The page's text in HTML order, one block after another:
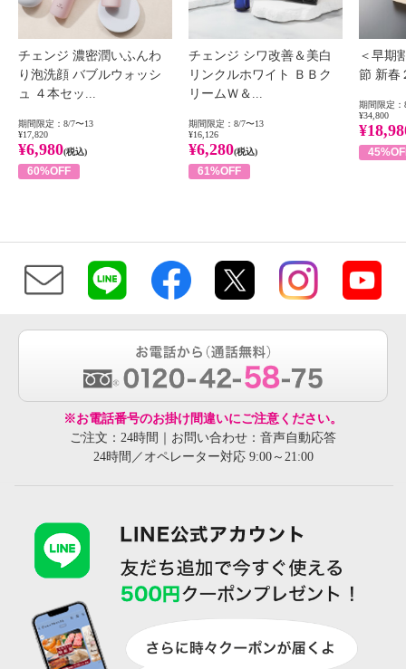
チェンジ 濃密潤いふんわ
り泡洗顔 バブルウォッシ
ュ ４本セッ...
期間限定：8/7〜13
¥17,820
¥6,980(税込)
60%OFF
チェンジ シワ改善＆美白
リンクルホワイト ＢＢク
リームＷ＆...
期間限定：8/7〜13
¥16,126
¥6,280(税込)
61%OFF
＜早期
節 新春
期間限定：
¥34,800
※お電話番号のお掛け間違いにご注意ください。
ご注文：24時間｜お問い合わせ：音声自動応答
24時間／オペレーター対応 9:00～21:00